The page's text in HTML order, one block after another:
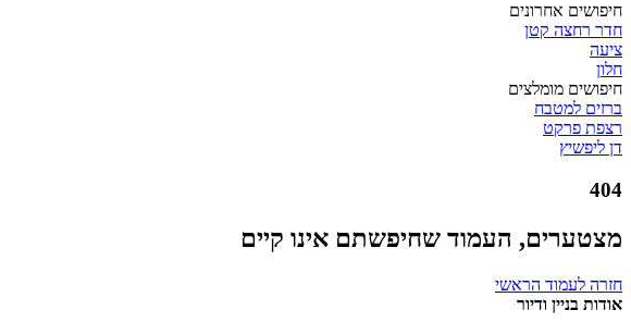
חיפושים אחרונים
חדר רחצה קטן
ציעה
חלון
חיפושים מומלצים
ברזים למטבח
רצפת פרקט
דן ליפשיץ
404
מצטערים, העמוד שחיפשתם אינו קיים
חזרה לעמוד הראשי
אודות בניין ודיור